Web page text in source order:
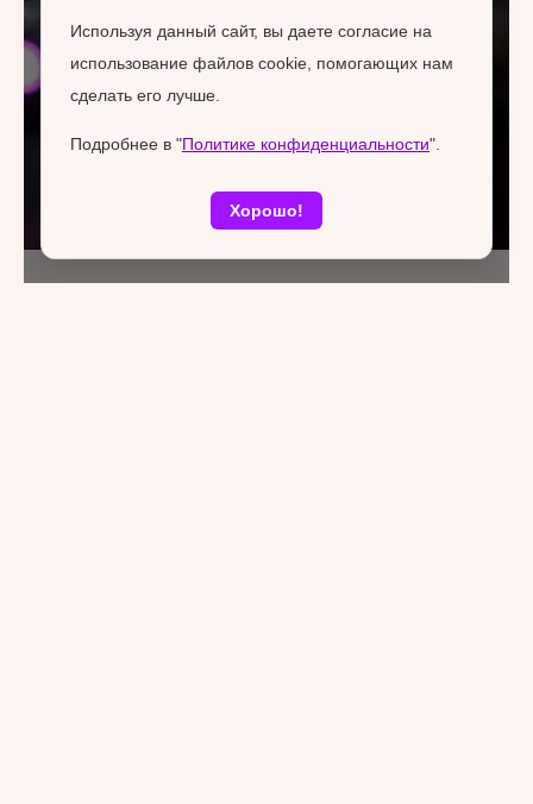
Используя данный сайт, вы даете согласие на
использование файлов cookie, помогающих нам
сделать его лучше.
Подробнее в "Политике конфиденциальности".
Хорошо!